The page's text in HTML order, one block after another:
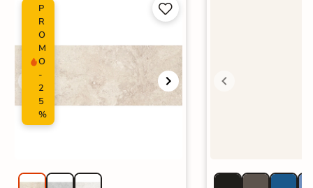
P
R
O
M
O
-
2
5
%

